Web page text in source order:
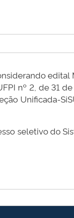
edital
nº 2, de 31
Unificada-
seletivo do